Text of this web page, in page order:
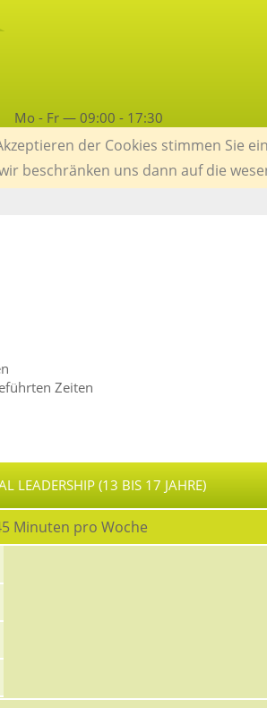
Mo - Fr — 09:00 - 17:30
der Cookies stimmen Sie
beschränken uns dann auf die
Zeiten
LEADERSHIP (13 BIS 17 JAHRE)
Minuten pro Woche